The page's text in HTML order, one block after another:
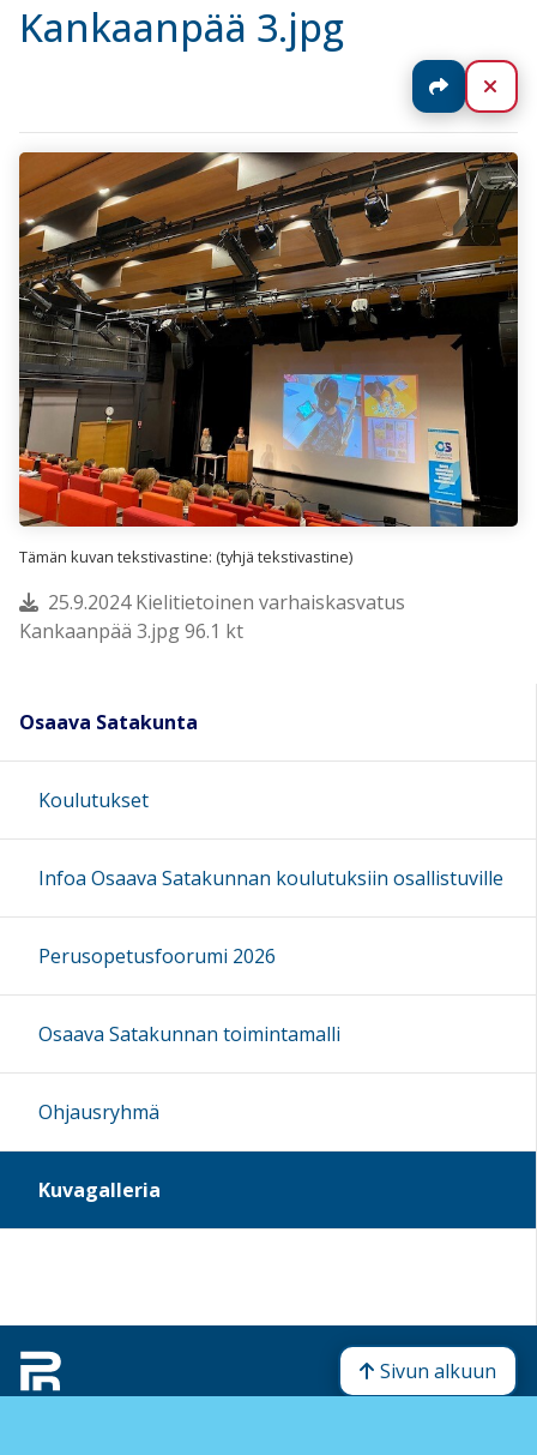
Kankaanpää 3.jpg
Jaa
Tämän kuvan tekstivastine: (tyhjä tekstivastine)
25.9.2024 Kielitietoinen varhaiskasvatus
Kankaanpää 3.jpg 96.1 kt
Osaava Satakunta
Koulutukset
Infoa Osaava Satakunnan koulutuksiin osallistuville
Perusopetusfoorumi 2026
Osaava Satakunnan toimintamalli
Ohjausryhmä
Kuvagalleria
Sivun alkuun